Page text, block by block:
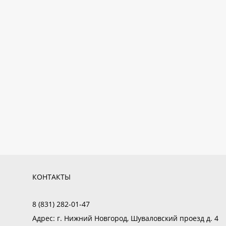
КОНТАКТЫ
8 (831) 282-01-47
Адрес: г. Нижний Новгород, Шуваловский проезд д. 4